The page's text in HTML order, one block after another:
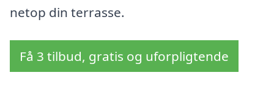
netop din terrasse.
Få 3 tilbud, gratis og uforpligtende